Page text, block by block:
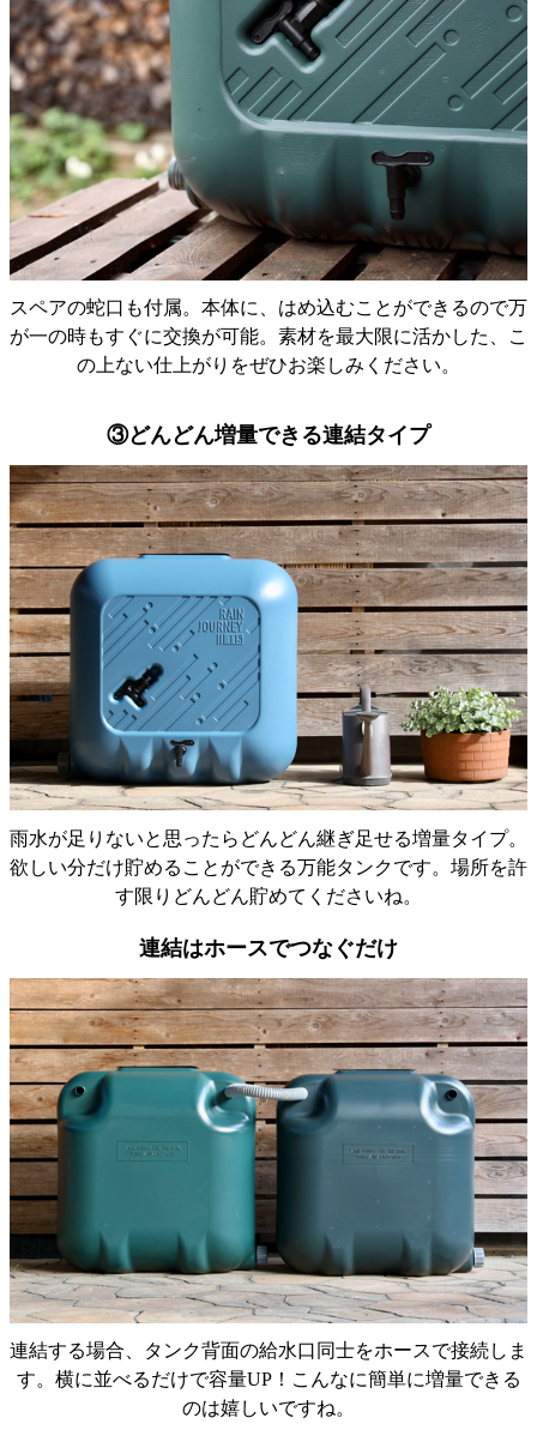
感想としては、フォルムもお洒落で、説明書、工具も
あって、とても親切丁寧な対応がありがたかったで
す。 ただ、取り付け説明書で、雨どいのカット部分が
6cmと書いてあったのですが、初めての作業で不慣れさ
もあって、初回から6cmを目印にカットすると、実際の
見た目はやや隙間が出来てしまうかなぁという印象で
した。 おそらく、ピッタリで6cmなのでしょうが、切
りすぎやズレが出る場合も考えると5cmくらいでカット
して微調整するのが良いのかなぁと思いました。
モニター向け商品というのであれば、初回購入の人も
多いでしょうから、私のように感じる方も少なから
ず、いるかもしれませんね。 本格販売される際には、
説明書に一言書いてあると、ありがたいかもです。 そ
れ以外は、満足の品で、水不足になりそうなこの夏、
大活躍の予感間違いなしです。 モニター価格での提
供、親切な案内、ありがとうございました。
設置は説明書、キットが入っていたため自分で簡単に
設置できました。 形も色もとても気に入っています。
架台は、レンガだけで台を作りたかったのですが、安
定が悪いので木の板の上に乗せる必要がありました。
(説明書にも板を敷いて下さいとありました) 自治体の
スペアの蛇口も付属。本体に、はめ込むことができるので万
が一の時もすぐに交換が可能。素材を最大限に活かした、こ
の上ない仕上がりをぜひお楽しみください。
③どんどん増量できる連結タイプ
雨水が足りないと思ったらどんどん継ぎ足せる増量タイプ。
欲しい分だけ貯めることができる万能タンクです。場所を許
す限りどんどん貯めてくださいね。
連結はホースでつなぐだけ
連結する場合、タンク背面の給水口同士をホースで接続しま
す。横に並べるだけで容量UP！こんなに簡単に増量できる
のは嬉しいですね。